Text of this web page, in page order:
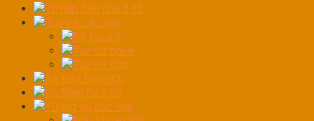
Tủ hấp đèn pha ô tô
Tua vít các loại
Bộ tua vít
Tua vít bake
Tua vít dẹp
Xe Đẩy Dụng Cụ
Xe Nằm Sửa Xe
YDụng cụ các loại